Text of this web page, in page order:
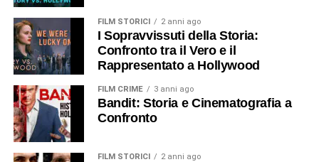
FILM STORICI 2 anni ago
I Sopravvissuti della Storia:
Confronto tra il Vero e il
Rappresentato a Hollywood
FILM CRIME 3 anni ago
Bandit: Storia e Cinematografia a
Confronto
FILM STORICI 2 anni ago